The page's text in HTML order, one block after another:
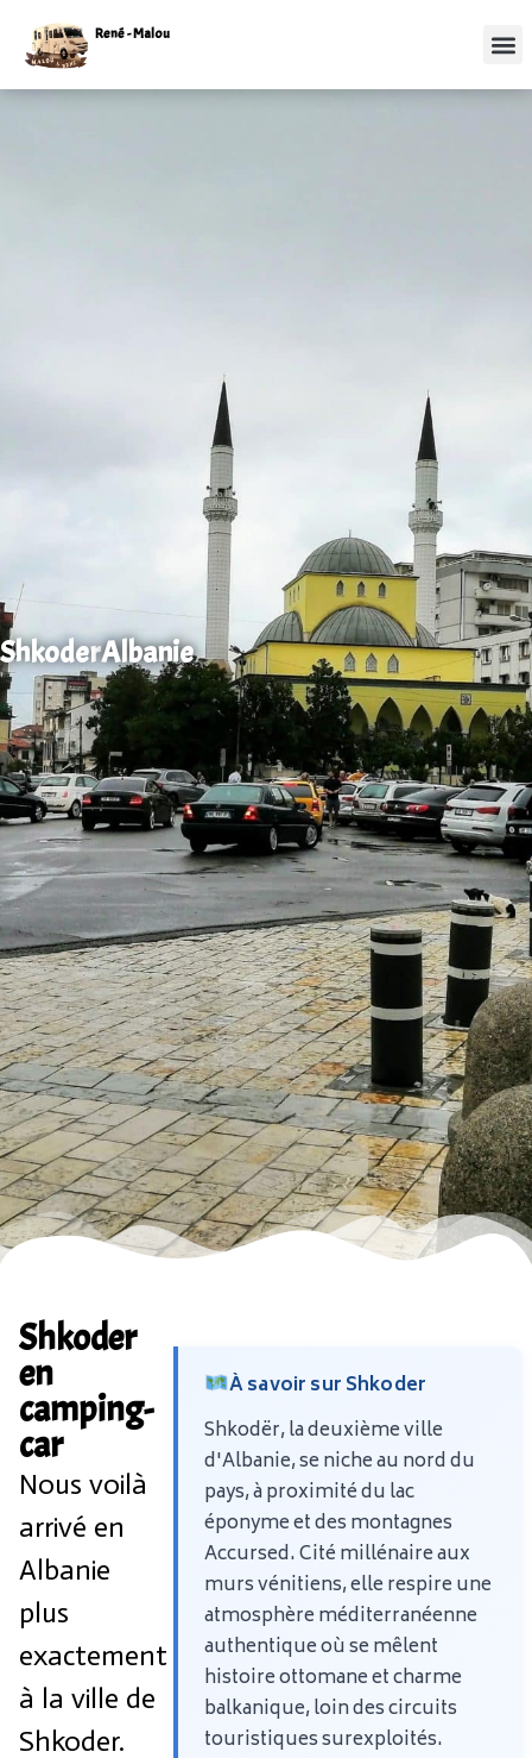
René - Malou
ShkoderAlbanie
Shkoder
en
camping-
car
Nous voilà
arrivé en
Albanie
plus
exactement
à la ville de
Shkoder.
À savoir sur Shkoder
Shkodër, la deuxième ville
d'Albanie, se niche au nord du
pays, à proximité du lac
éponyme et des montagnes
Accursed. Cité millénaire aux
murs vénitiens, elle respire une
atmosphère méditerranéenne
authentique où se mêlent
histoire ottomane et charme
balkanique, loin des circuits
touristiques surexploités.